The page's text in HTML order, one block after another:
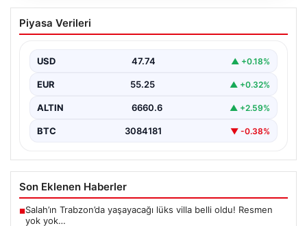
Enflasyon verileri ne zaman
açıklanacak? 2026 TÜİK mart ayı
Piyasa Verileri
USD 47.74 ▲ +0.18%
EUR 55.25 ▲ +0.32%
ALTIN 6660.6 ▲ +2.59%
BTC 3084181 ▼ -0.38%
Son Eklenen Haberler
■Salah’ın Trabzon’da yaşayacağı lüks villa belli oldu! Resmen
yok yok…